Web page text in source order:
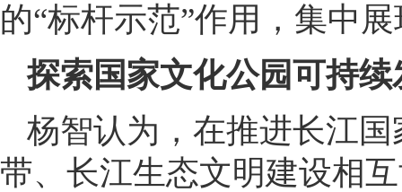
的“标杆示范”作用，集中
探索国家文化公园可持
杨智认为，在推进长江
带、长江生态文明建设相